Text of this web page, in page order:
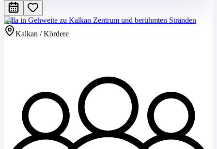
Villa in Gehweite zu Kalkan Zentrum und berühmten Stränden
Kalkan / Kördere